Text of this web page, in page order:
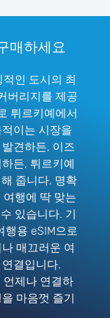
매하세요
인 도시의 최
버리지를 제공
튀르키예에서
이는 시장을
견하든, 이즈
든, 튀르키예
줍니다. 명확
행에 딱 맞는
있습니다. 기
행용 eSIM으로
매끄러운 여
결입니다.
언제나 연결하
마음껏 즐기